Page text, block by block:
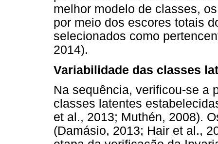
melhor modelo de classes,
por meio dos escores totais
selecionados como
2014).
Variabilidade das classes
Na sequência, verificou-se a
classes latentes
et al., 2013; Muthén, 2008).
(Damásio, 2013; Hair et al.,